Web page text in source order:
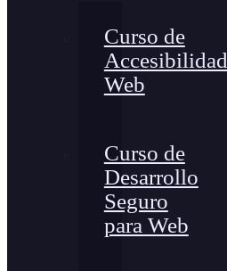
Curso de
Accesibilidad
Web
Curso de
Desarrollo
Seguro
para Web